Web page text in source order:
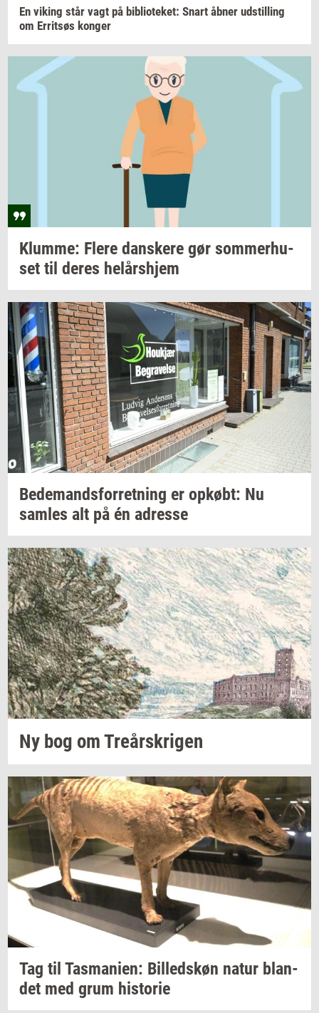
En viking står vagt på bi­bli­o­te­ket: Snart åbner ud­stil­ling
om Er­ritsøs kon­ger
Klum­me: Flere dan­ske­re gør som­mer­hu­
set til deres helårs­hjem
Be­de­mands­for­ret­ning er op­købt: Nu
sam­les alt på én adres­se
Ny bog omTre­år­skri­gen
Tag til Tas­ma­ni­en: Bil­leds­køn natur blan­
det med grum hi­sto­rie